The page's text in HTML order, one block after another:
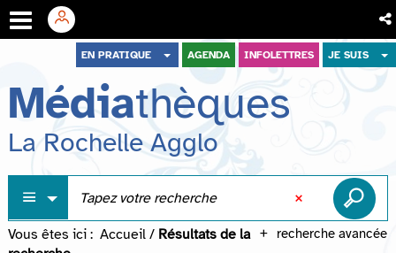
menu
contenu
recherche
EN PRATIQUE AGENDA INFOLETTRES JE SUIS
Médiathèques
La Rochelle Agglo
recherche avancée
Vous êtes ici : Accueil / Résultats de la